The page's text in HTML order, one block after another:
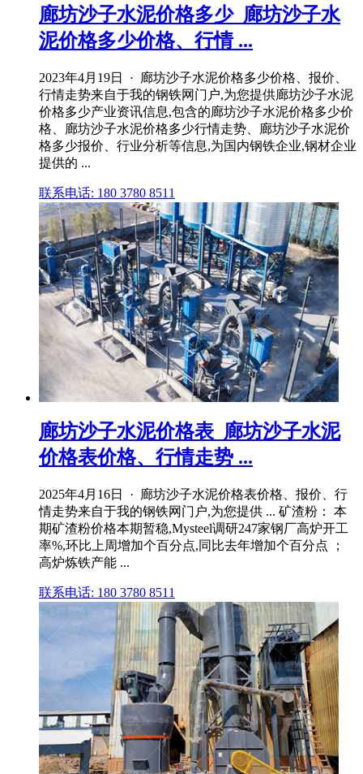
廊坊沙子水泥价格多少_廊坊沙子水
泥价格多少价格、行情 ...
2023年4月19日 · 廊坊沙子水泥价格多少价格、报价、
行情走势来自于我的钢铁网门户,为您提供廊坊沙子水泥
价格多少产业资讯信息,包含的廊坊沙子水泥价格多少价
格、廊坊沙子水泥价格多少行情走势、廊坊沙子水泥价
格多少报价、行业分析等信息,为国内钢铁企业,钢材企业
提供的 ...
联系电话: 180 3780 8511
廊坊沙子水泥价格表_廊坊沙子水泥
价格表价格、行情走势 ...
2025年4月16日 · 廊坊沙子水泥价格表价格、报价、行
情走势来自于我的钢铁网门户,为您提供 ... 矿渣粉： 本
期矿渣粉价格本期暂稳,Mysteel调研247家钢厂高炉开工
率%,环比上周增加个百分点,同比去年增加个百分点 ；
高炉炼铁产能 ...
联系电话: 180 3780 8511